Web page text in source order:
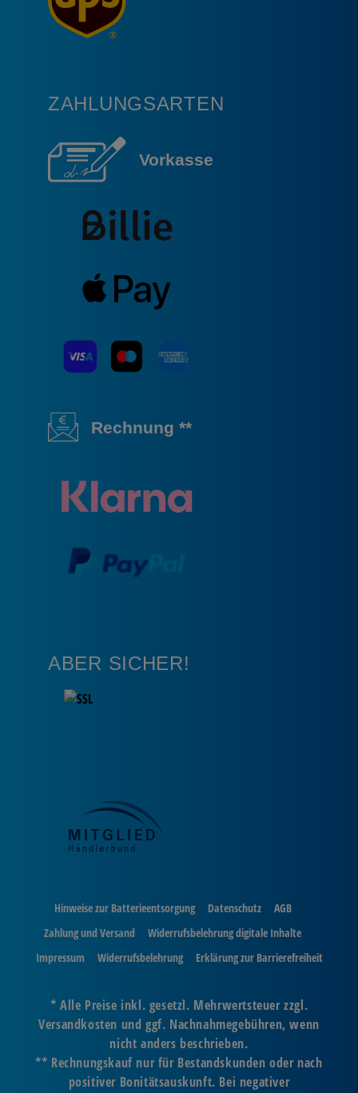
ZAHLUNGSARTEN
Vorkasse
Rechnung **
ABER SICHER!
Hinweise zur Batterieentsorgung Datenschutz
AGB
Zahlung und Versand
Widerrufsbelehrung digitale Inhalte
Impressum
Widerrufsbelehrung Erklärung zur Barrierefreiheit
* Alle Preise inkl. gesetzl. Mehrwertsteuer zzgl.
Versandkosten und ggf. Nachnahmegebühren, wenn
nicht anders beschrieben.
** Rechnungskauf nur für Bestandskunden oder nach
positiver Bonitätsauskunft. Bei negativer